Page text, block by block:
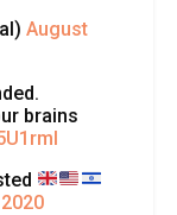
August
brains